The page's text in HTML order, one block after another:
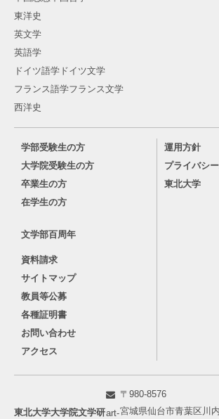
東洋史
英文学
英語学
ドイツ語学ドイツ文学
フランス語学フランス文学
西洋史
学部受験生の方
大学院受験生の方
卒業生の方
在学生の方
文学部百周年
資料請求
サイトマップ
教員等公募
各種証明書
お問い合わせ
アクセス
運用方針
プライバシ
東北大学
東北大学大学院文学研
〒980-8576
宮城県仙台市青葉区川
art-